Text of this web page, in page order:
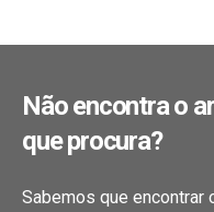
Não encontra o
que procura?
Sabemos que